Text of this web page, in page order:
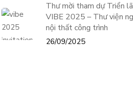
Thư mời tham dự Triển
VIBE 2025 – Thư viện
nội thất công trình
26/09/2025